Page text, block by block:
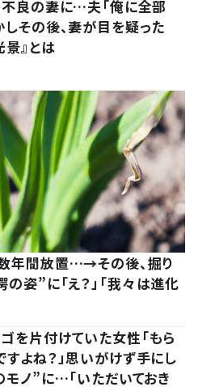
不良の妻に…夫「俺に全部
しその後、妻が目を疑った
景』とは
年間放置…→その後、掘り
姿”に「え？」「我々は進化
を片付けていた女性「もら
すよね？」思いがけず手にし
モノ”に…「いただいておき